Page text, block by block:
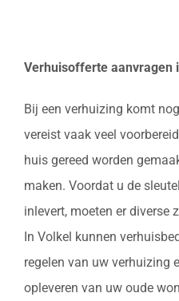
Verhuisofferte aanvragen
Bij een verhuizing komt
vereist vaak veel
huis gereed worden
maken. Voordat u de
inlevert, moeten er diverse
In Volkel kunnen
regelen van uw verhuizing
opleveren van uw oude